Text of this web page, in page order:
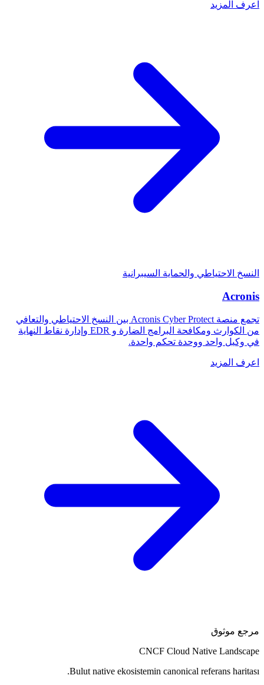
اعرف المزيد
النسخ الاحتياطي والحماية السيبرانية
Acronis
تجمع منصة Acronis Cyber Protect بين النسخ الاحتياطي والتعافي
من الكوارث ومكافحة البرامج الضارة و EDR وإدارة نقاط النهاية
في وكيل واحد ووحدة تحكم واحدة.
اعرف المزيد
مرجع موثوق
CNCF Cloud Native Landscape
Bulut native ekosistemin canonical referans haritası.